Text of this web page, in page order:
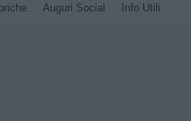
Auguri Social Info Utili